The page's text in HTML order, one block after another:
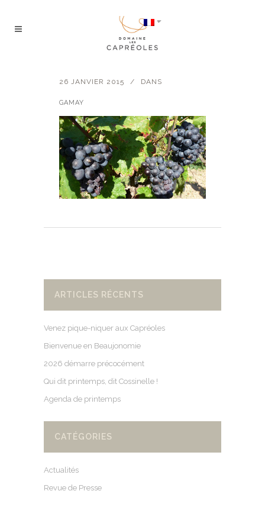
26 JANVIER 2015 DANS
GAMAY
ARTICLES RÉCENTS
Venez pique-niquer aux Capréoles
Bienvenue en Beaujonomie
2026 démarre précocément
Qui dit printemps, dit Cossinelle !
Agenda de printemps
CATÉGORIES
Actualités
Revue de Presse